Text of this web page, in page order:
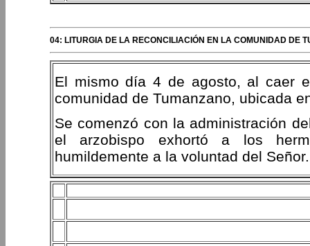
04: LITURGIA DE LA RECONCILIACIÓN EN LA COMUNIDAD DE
El mismo día 4 de agosto, al caer
comunidad de Tumanzano, ubicada
Se comenzó con la administración
el arzobispo exhortó a los
humildemente a la voluntad del Señor.